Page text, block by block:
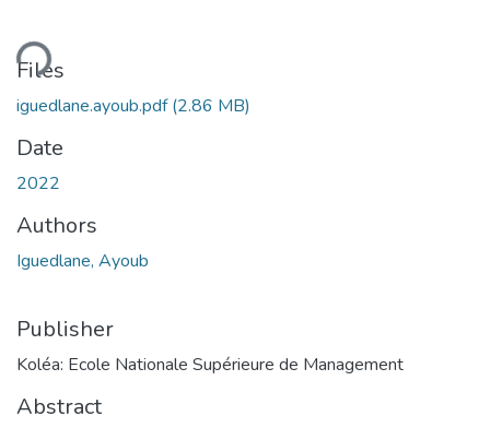
Files
iguedlane.ayoub.pdf(2.86 MB)
Date
2022
Authors
Iguedlane, Ayoub
Publisher
Koléa: Ecole Nationale Supérieure de Management
Abstract